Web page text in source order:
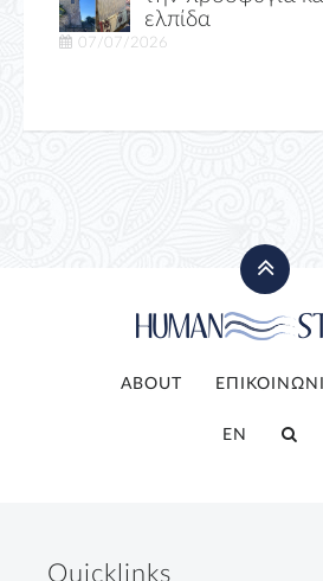
ελπίδα
07/07/2026
ABOUT
EN
Quicklinks